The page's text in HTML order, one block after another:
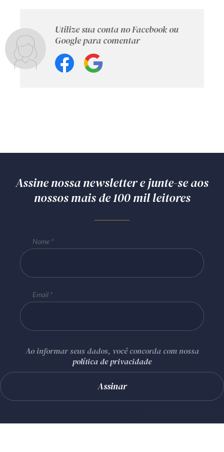
Utilize sua conta no Facebook ou
Google para comentar
Assine nossa newsletter e junte-se aos
nossos mais de 100 mil leitores
Nome
Email
Ao informar seus dados, você concorda com nossa
política de privacidade